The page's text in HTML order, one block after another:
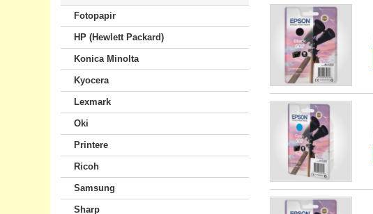
Fotopapir
HP (Hewlett Packard)
Konica Minolta
Kyocera
Lexmark
Oki
Printere
Ricoh
Samsung
Sharp